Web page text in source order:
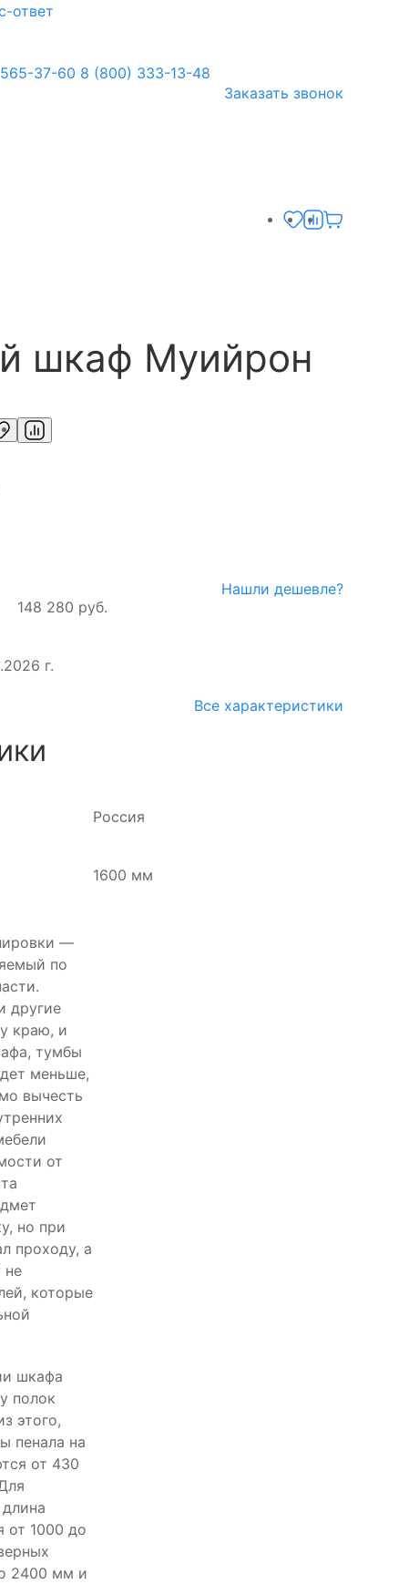
ответ
37-60 8 (800) 333-13-48
Заказать звонок
шкаф Муийрон
148 280 руб.
Нашли дешевле?
г.
Все характеристики
Россия
—
по
другие
краю, и
тумбы
меньше,
вычесть
от
но при
проходу, а
не
которые
шкафа
полок
этого,
пенала на
от 430
от 1000 до
2400 мм и
1600 мм